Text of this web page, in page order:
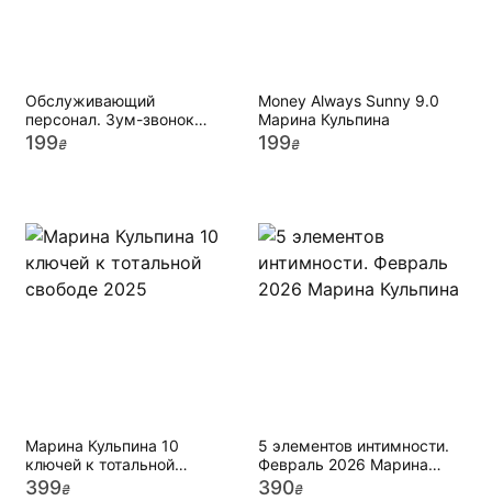
Обслуживающий
персонал. Зум-звонок
Марина Кульпина
199₴
Money Always Sunny 9.0
Марина Кульпина
199₴
Марина Кульпина 10
ключей к тотальной
свободе 2025
399₴
5 элементов интимности.
Февраль 2026 Марина
Кульпина
390₴